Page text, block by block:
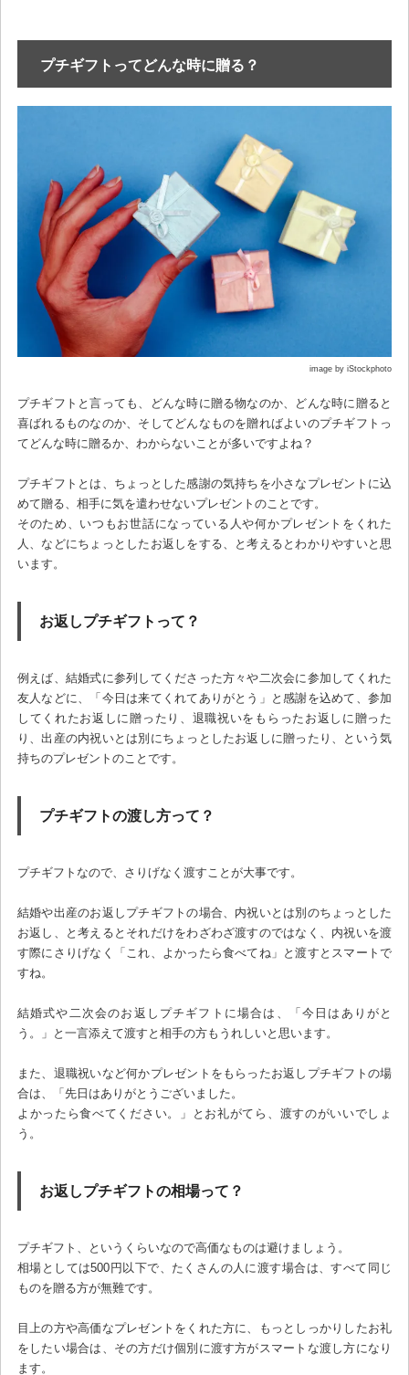
プチギフトってどんな時に贈る？
image by iStockphoto
プチギフトと言っても、どんな時に贈る物なのか、どんな時に贈ると
喜ばれるものなのか、そしてどんなものを贈ればよいのプチギフトっ
てどんな時に贈るか、わからないことが多いですよね？
プチギフトとは、ちょっとした感謝の気持ちを小さなプレゼントに込
めて贈る、相手に気を遣わせないプレゼントのことです。
そのため、いつもお世話になっている人や何かプレゼントをくれた
人、などにちょっとしたお返しをする、と考えるとわかりやすいと思
います。
お返しプチギフトって？
例えば、結婚式に参列してくださった方々や二次会に参加してくれた
友人などに、「今日は来てくれてありがとう」と感謝を込めて、参加
してくれたお返しに贈ったり、退職祝いをもらったお返しに贈った
り、出産の内祝いとは別にちょっとしたお返しに贈ったり、という気
持ちのプレゼントのことです。
プチギフトの渡し方って？
プチギフトなので、さりげなく渡すことが大事です。
結婚や出産のお返しプチギフトの場合、内祝いとは別のちょっとした
お返し、と考えるとそれだけをわざわざ渡すのではなく、内祝いを渡
す際にさりげなく「これ、よかったら食べてね」と渡すとスマートで
すね。
結婚式や二次会のお返しプチギフトに場合は、「今日はありがと
う。」と一言添えて渡すと相手の方もうれしいと思います。
また、退職祝いなど何かプレゼントをもらったお返しプチギフトの場
合は、「先日はありがとうございました。
よかったら食べてください。」とお礼がてら、渡すのがいいでしょ
う。
お返しプチギフトの相場って？
プチギフト、というくらいなので高価なものは避けましょう。
相場としては500円以下で、たくさんの人に渡す場合は、すべて同じ
ものを贈る方が無難です。
目上の方や高価なプレゼントをくれた方に、もっとしっかりしたお礼
をしたい場合は、その方だけ個別に渡す方がスマートな渡し方になり
ます。